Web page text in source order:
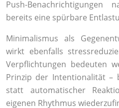
Push-Benachrichtigungen
bereits eine spürbare
Minimalismus als
wirkt ebenfalls
Verpflichtungen bedeuten
Prinzip der Intentionalität –
statt automatischer
eigenen Rhythmus